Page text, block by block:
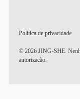
Política de privacidade
© 2026 JING-SHE.
autorização.